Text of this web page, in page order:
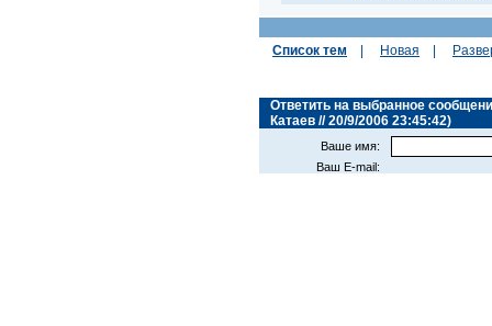
Список тем Новая
Ответить на выбранное
Катаев // 20/9/2006 23:45:42)
Ваше имя:
Ваш E-mail: